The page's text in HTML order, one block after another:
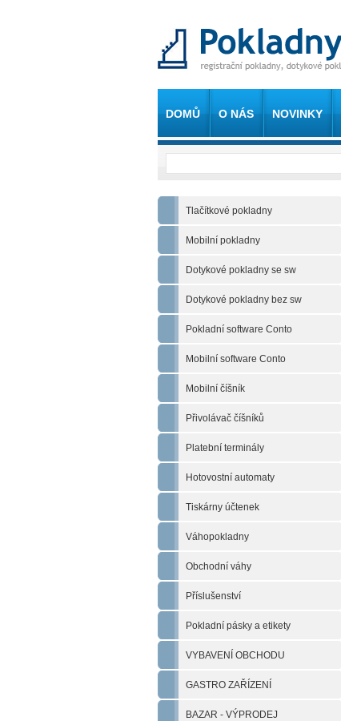
DOMŮ O NÁS NOVINKY
Tlačítkové pokladny
Mobilní pokladny
Dotykové pokladny se sw
Dotykové pokladny bez sw
Pokladní software Conto
Mobilní software Conto
Mobilní číšník
Přivolávač číšníků
Platební terminály
Hotovostní automaty
Tiskárny účtenek
Váhopokladny
Obchodní váhy
Příslušenství
Pokladní pásky a etikety
VYBAVENÍ OBCHODU
GASTRO ZAŘÍZENÍ
BAZAR - VÝPRODEJ